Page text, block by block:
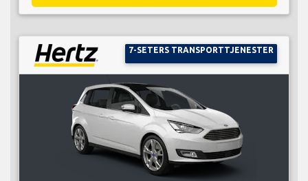
7-SETERS TRANSPORTTJENESTER